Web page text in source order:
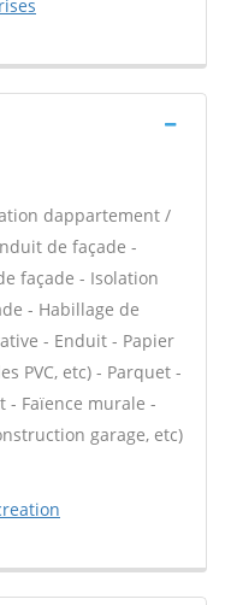
dappartement /
de façade -
façade - Isolation
- Habillage de
- Enduit - Papier
PVC, etc) - Parquet -
- Faïence murale -
garage, etc)